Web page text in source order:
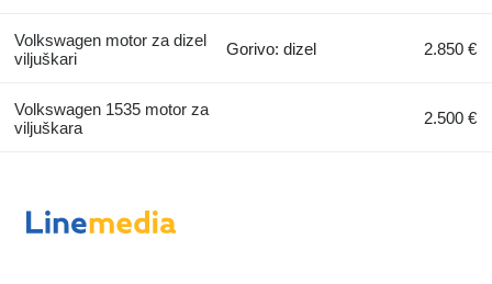
Volkswagen motor za dizel
viljuškari
Gorivo: dizel 2.850 €
Volkswagen 1535 motor za
viljuškara
2.500 €